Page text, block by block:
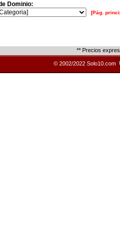
Dominio:
[Pág.
** Precios
© 2002/2022 Solo10.com